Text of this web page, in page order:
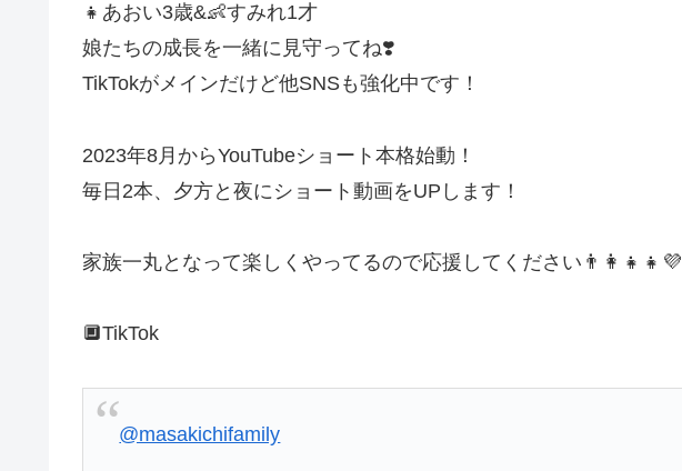
👧あおい3歳&👶すみれ1才
娘たちの成長を一緒に見守ってね❣️
TikTokがメインだけど他SNSも強化中です！
2023年8月からYouTubeショート本格始動！
毎日2本、夕方と夜にショート動画をUPします！
家族一丸となって楽しくやってるので応援してください👨‍👩‍👧‍👧💜
🔲TikTok
@masakichifamily